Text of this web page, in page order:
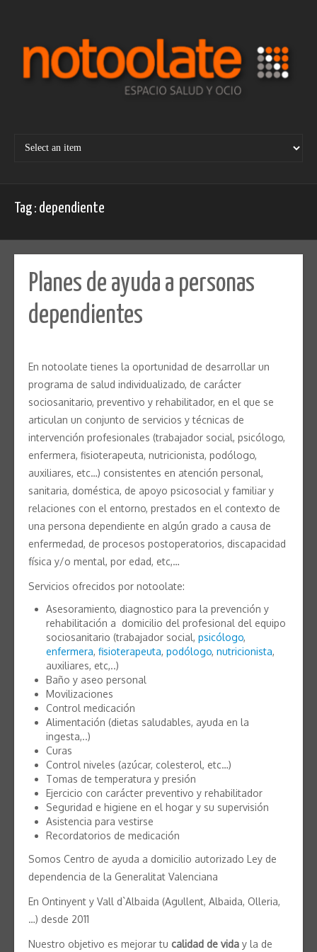
Tag : dependiente
Planes de ayuda a personas
dependientes
En notoolate tienes la oportunidad de desarrollar un
programa de salud individualizado, de carácter
sociosanitario, preventivo y rehabilitador, en el que se
articulan un conjunto de servicios y técnicas de
intervención profesionales (trabajador social, psicólogo,
enfermera, fisioterapeuta, nutricionista, podólogo,
auxiliares, etc…) consistentes en atención personal,
sanitaria, doméstica, de apoyo psicosocial y familiar y
relaciones con el entorno, prestados en el contexto de
una persona dependiente en algún grado a causa de
enfermedad, de procesos postoperatorios, discapacidad
física y/o mental, por edad, etc,…
Servicios ofrecidos por notoolate:
Asesoramiento, diagnostico para la prevención y
rehabilitación a domicilio del profesional del equipo
sociosanitario (trabajador social, psicólogo,
enfermera, fisioterapeuta, podólogo, nutricionista,
auxiliares, etc,..)
Baño y aseo personal
Movilizaciones
Control medicación
Alimentación (dietas saludables, ayuda en la
ingesta,..)
Curas
Control niveles (azúcar, colesterol, etc…)
Tomas de temperatura y presión
Ejercicio con carácter preventivo y rehabilitador
Seguridad e higiene en el hogar y su supervisión
Asistencia para vestirse
Recordatorios de medicación
Somos Centro de ayuda a domicilio autorizado Ley de
dependencia de la Generalitat Valenciana
En Ontinyent y Vall d`Albaida (Agullent, Albaida, Olleria,
…) desde 2011
Nuestro objetivo es mejorar tu calidad de vida y la de